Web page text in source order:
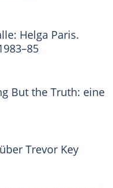
Helga Paris.
But the Truth: eine
Trevor Key